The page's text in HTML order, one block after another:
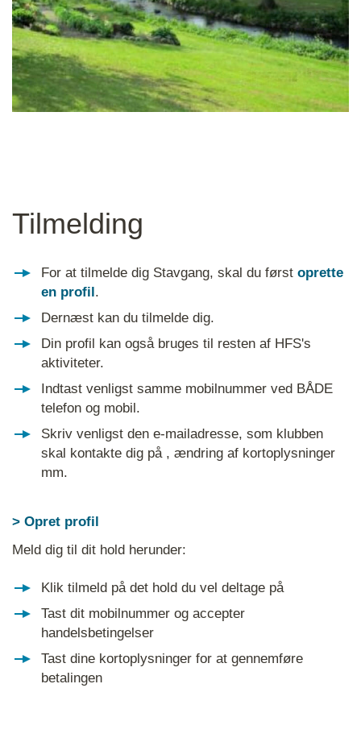
Tilmelding
For at tilmelde dig Stavgang, skal du først oprette
en profil.
Dernæst kan du tilmelde dig.
Din profil kan også bruges til resten af HFS's
aktiviteter.
Indtast venligst samme mobilnummer ved BÅDE
telefon og mobil.
Skriv venligst den e-mailadresse, som klubben
skal kontakte dig på , ændring af kortoplysninger
mm.
> Opret profil
Meld dig til dit hold herunder:
Klik tilmeld på det hold du vel deltage på
Tast dit mobilnummer og accepter
handelsbetingelser
Tast dine kortoplysninger for at gennemføre
betalingen